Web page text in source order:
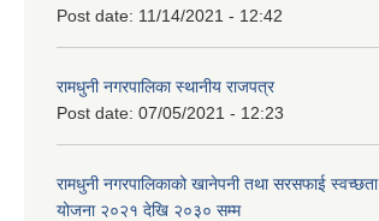
Post date: 11/14/2021 - 12:42
रामधुनी नगरपालिका स्थानीय राजपत्र
Post date: 07/05/2021 - 12:23
रामधुनी नगरपालिकाको खानेपनी तथा सरसफाई स्वच्छता
योजना २०२१ देखि २०३० सम्म